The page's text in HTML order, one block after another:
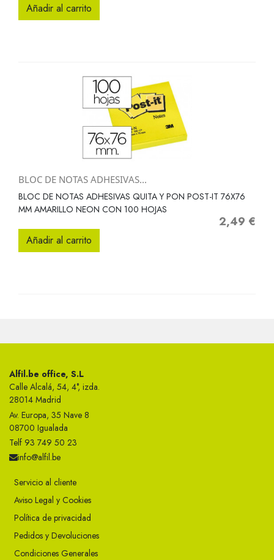
Añadir al carrito
BLOC DE NOTAS ADHESIVAS...
BLOC DE NOTAS ADHESIVAS QUITA Y PON POST-IT 76X76
MM AMARILLO NEON CON 100 HOJAS
Precio
2,49 €
Añadir al carrito
Alfil.be office, S.L
Calle Alcalá, 54, 4°, izda.
28014 Madrid
Av. Europa, 35 Nave 8
08700 Igualada
Telf 93 749 50 23
info@alfil.be
Servicio al cliente
Aviso Legal y Cookies
Política de privacidad
Pedidos y Devoluciones
Condiciones Generales